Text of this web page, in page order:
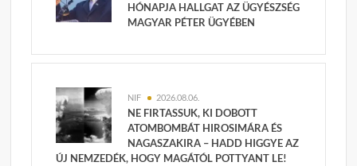
HÓNAPJA HALLGAT AZ ÜGYÉSZSÉG
MAGYAR PÉTER ÜGYÉBEN
NIF 2026.08.06.
NE FIRTASSUK, KI DOBOTT
ATOMBOMBÁT HIROSIMÁRA ÉS
NAGASZAKIRA – HADD HIGGYE AZ
ÚJ NEMZEDÉK, HOGY MAGÁTÓL POTTYANT LE!